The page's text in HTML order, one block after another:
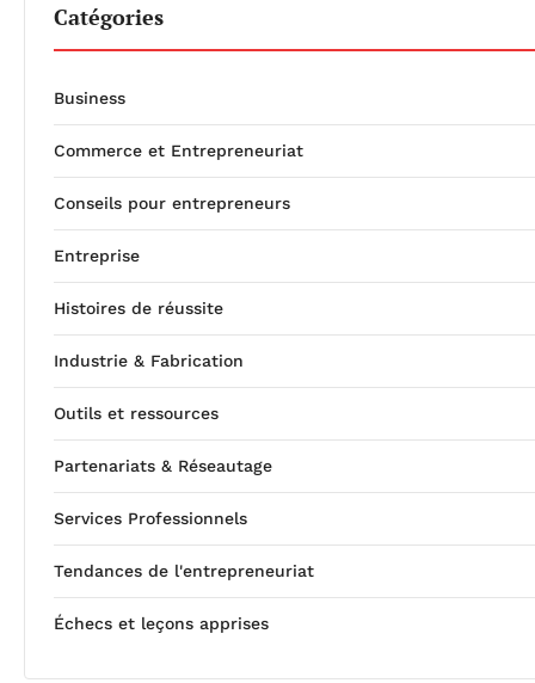
Catégories
Business
Commerce et Entrepreneuriat
Conseils pour entrepreneurs
Entreprise
Histoires de réussite
Industrie & Fabrication
Outils et ressources
Partenariats & Réseautage
Services Professionnels
Tendances de l'entrepreneuriat
Échecs et leçons apprises